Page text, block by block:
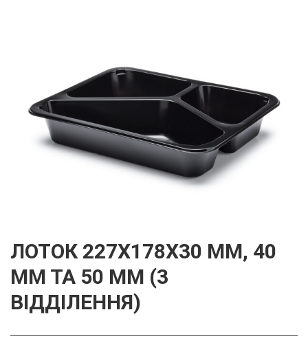
ЛОТОК 227X178X30 ММ, 40
ММ ТА 50 ММ (3
ВІДДІЛЕННЯ)